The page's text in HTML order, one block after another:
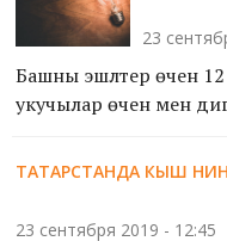
23
Башны эшләтер өчен
укучылар өчен менә
ТАТАРСТАНДА КЫШ
23 сентября 2019 - 12:45